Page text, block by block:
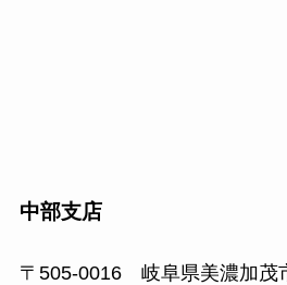
中部支店
〒505-0016 岐阜県美濃加茂